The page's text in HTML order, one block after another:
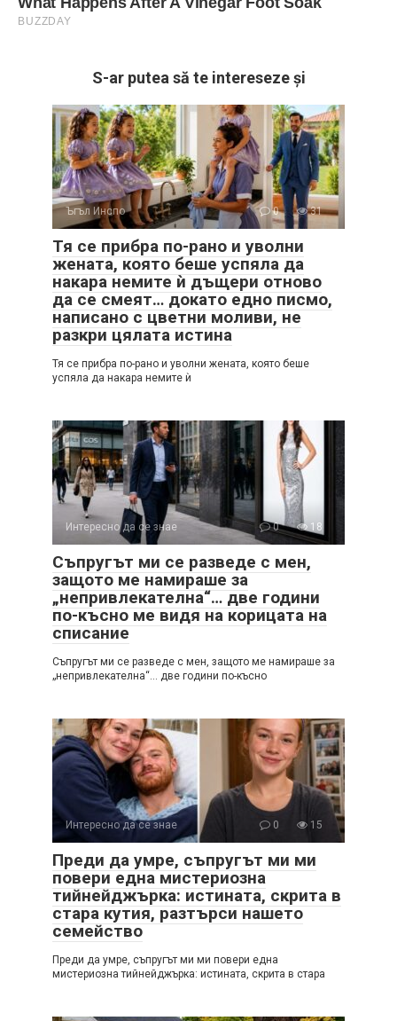
S-ar putea să te intereseze și
Ъгъл Инспо 0 31
Тя се прибра по-рано и уволни
жената, която беше успяла да
накара немите ѝ дъщери отново
да се смеят… докато едно писмо,
написано с цветни моливи, не
разкри цялата истина
Тя се прибра по-рано и уволни жената, която беше
успяла да накара немите ѝ
Интересно да се знае 0 18
Съпругът ми се разведе с мен,
защото ме намираше за
„непривлекателна“… две години
по-късно ме видя на корицата на
списание
Съпругът ми се разведе с мен, защото ме намираше за
„непривлекателна“… две години по-късно
Интересно да се знае 0 15
Преди да умре, съпругът ми ми
повери една мистериозна
тийнейджърка: истината, скрита в
стара кутия, разтърси нашето
семейство
Преди да умре, съпругът ми ми повери една
мистериозна тийнейджърка: истината, скрита в стара